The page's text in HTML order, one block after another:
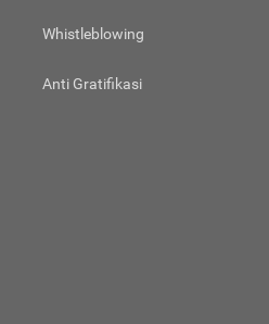
Whistleblowing
Anti Gratifikasi